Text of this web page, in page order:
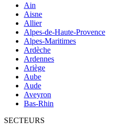
Ain
Aisne
Allier
Alpes-de-Haute-Provence
Alpes-Maritimes
Ardèche
Ardennes
Ariège
Aube
Aude
Aveyron
Bas-Rhin
SECTEURS